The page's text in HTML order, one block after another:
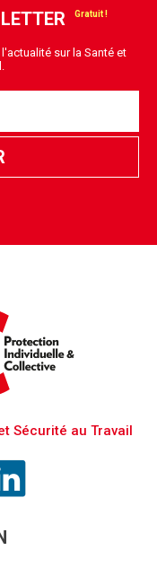
sur la Santé et
Sécurité au Travail